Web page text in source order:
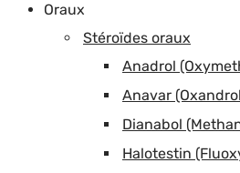
Oraux
Stéroïdes oraux
Anadrol
Anavar
Dianabol
Halotestin